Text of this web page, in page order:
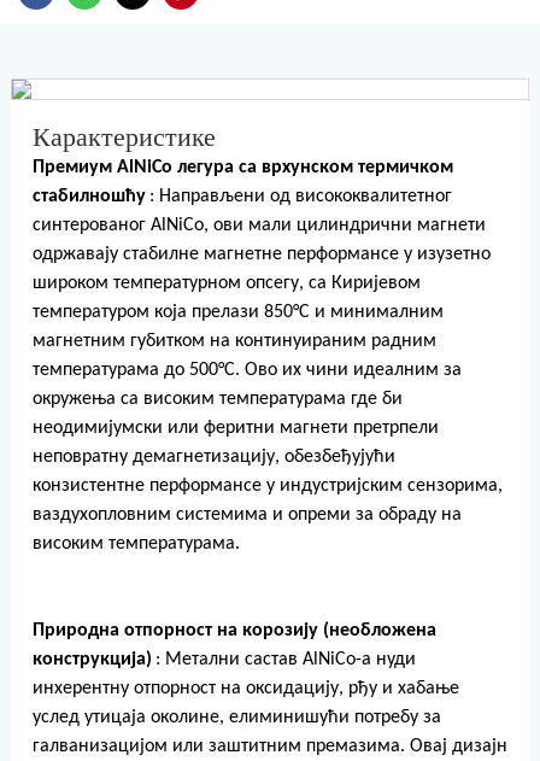
Карактеристике
Премиум AlNiCo легура са врхунском термичком
стабилношћу : Направљени од висококвалитетног
синтерованог AlNiCo, ови мали цилиндрични магнети
одржавају стабилне магнетне перформансе у изузетно
широком температурном опсегу, са Киријевом
температуром која прелази 850°C и минималним
магнетним губитком на континуираним радним
температурама до 500°C. Ово их чини идеалним за
окружења са високим температурама где би
неодимијумски или феритни магнети претрпели
неповратну демагнетизацију, обезбеђујући
конзистентне перформансе у индустријским сензорима,
ваздухопловним системима и опреми за обраду на
високим температурама.
Природна отпорност на корозију (необложена
конструкција) : Метални састав AlNiCo-а нуди
инхерентну отпорност на оксидацију, рђу и хабање
услед утицаја околине, елиминишући потребу за
галванизацијом или заштитним премазима. Овај дизајн